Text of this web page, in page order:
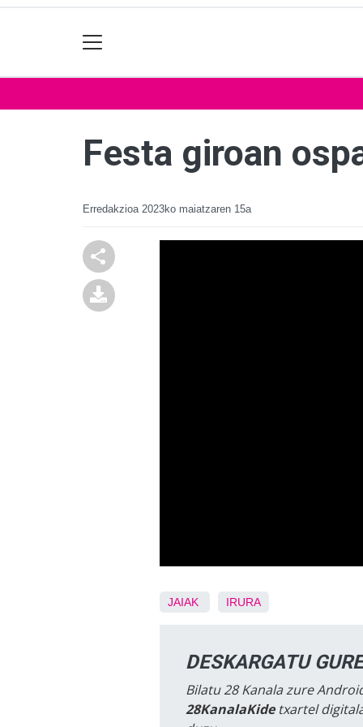
Festa giroan
Erredakzioa 2023ko maiatzaren 15a
JAIAK IRURA
DESKARGATU
Bilatu 28 Kanala zure
28KanalaKidetxartel